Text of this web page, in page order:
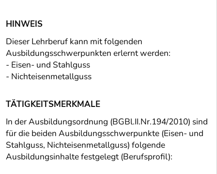
HINWEIS
Dieser Lehrberuf kann mit folgenden
Ausbildungsschwerpunkten erlernt werden:
- Eisen- und Stahlguss
- Nichteisenmetallguss
TÄTIGKEITSMERKMALE
In der Ausbildungsordnung (BGBl.II.Nr.194/2010) sind
für die beiden Ausbildungsschwerpunkte (Eisen- und
Stahlguss, Nichteisenmetallguss) folgende
Ausbildungsinhalte festgelegt (Berufsprofil):